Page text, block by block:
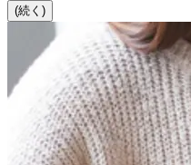
(続く)